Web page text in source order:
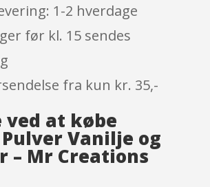
1-2 hverdage
før kl. 15 sendes
fra kun kr. 35,-
ved at købe
Vanilje og
– Mr Creations